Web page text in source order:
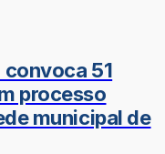
51
processo
municipal de